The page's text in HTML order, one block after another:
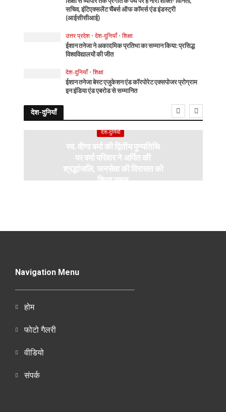
सचिव, इंटिएक्सलेंट चैंबर्स ऑफ कॉमर्स एंड इंडस्ट्री
(आईसीसीआई)
उत्तर प्रदेश • देश-दुनियाँ • शिक्षा
ईशान तनेजा ने अकादमिक प्रतिभा का सम्मान किया: प्रसिद्ध
विश्वविद्यालयों की जीत
देश-दुनियाँ • शिक्षा
ईशान तनेजा बेस्ट एजुकेशन एंड कॉरपोरेट एक्सपोजर प्रोग्राम
इन इंडिया एंड एबरोड से सम्मानित
देश-दुनियाँ
देश-दुनियाँ
स्व. वीणा वर्मा की द्वितीय पुण्यतिथि
पर वर्मा परिवार ने अर्पित की
श्रद्धांजलि, जनसेवा की विरासत को
किया नमन
Navigation Menu
होम
फोटो गैलरी
वीडियो
संपर्क